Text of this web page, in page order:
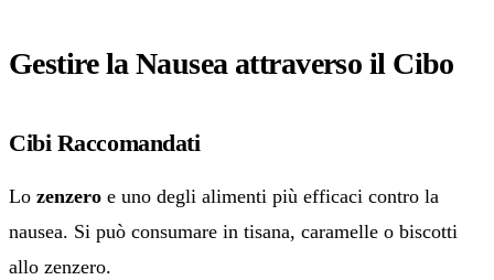
Gestire la Nausea attraverso il Cibo
Cibi Raccomandati
Lo zenzero e uno degli alimenti più efficaci contro la
nausea. Si può consumare in tisana, caramelle o biscotti
allo zenzero.